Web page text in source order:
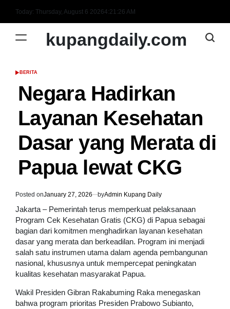
content
Today: Thursday, August 6 20264:21 :27 AM
kupangdaily.com
POSTED
BERITA
Negara Hadirkan
Layanan Kesehatan
Dasar yang Merata di
Papua lewat CKG
Posted onJanuary 27, 2026 byAdmin Kupang Daily
Jakarta – Pemerintah terus memperkuat pelaksanaan
Program Cek Kesehatan Gratis (CKG) di Papua sebagai
bagian dari komitmen menghadirkan layanan kesehatan
dasar yang merata dan berkeadilan. Program ini menjadi
salah satu instrumen utama dalam agenda pembangunan
nasional, khususnya untuk mempercepat peningkatan
kualitas kesehatan masyarakat Papua.
Wakil Presiden Gibran Rakabuming Raka menegaskan
bahwa program prioritas Presiden Prabowo Subianto,